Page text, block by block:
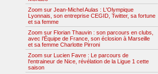
Zoom sur Jean-Michel Aulas : L'Olympique
Lyonnais, son entreprise CEGID, Twitter, sa fortune
et sa femme
Zoom sur Florian Thauvin : son parcours en clubs,
avec l’Équipe de France, son éclosion à Marseille
et sa femme Charlotte Pirroni
Zoom sur Lucien Favre : Le parcours de
l'entraineur de Nice, révélation de la Ligue 1 cette
saison